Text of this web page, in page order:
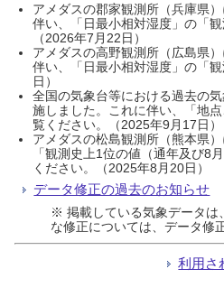
アメダスの郡家観測所（兵庫県
伴い、「日最小相対湿度」の「
（2026年7月22日）
アメダスの高野観測所（広島県
伴い、「日最小相対湿度」の「
日）
全国の気象台等における過去の
施しました。これに伴い、「地
覧ください。（2025年9月17日）
アメダスの松島観測所（熊本県
「観測史上1位の値（通年及び8
ください。（2025年8月20日）
データ修正の過去のお知らせ
※ 掲載している気象データは
な修正については、データ修
利用さ